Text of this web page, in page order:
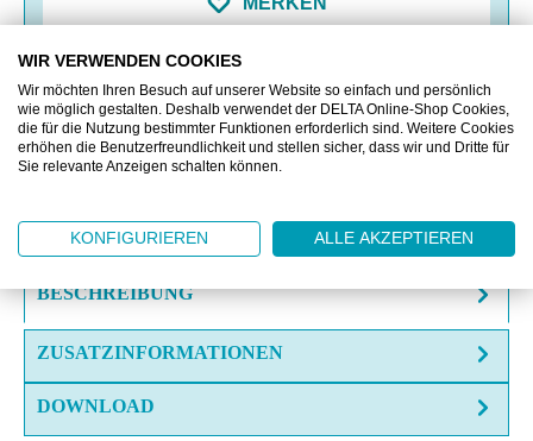
VERGLEICHEN
OFFERTE EINHOLEN
BESCHREIBUNG
ZUSATZINFORMATIONEN
DOWNLOAD
WIR VERWENDEN COOKIES
Wir möchten Ihren Besuch auf unserer Website so einfach und persönlich
wie möglich gestalten. Deshalb verwendet der DELTA Online-Shop Cookies,
die für die Nutzung bestimmter Funktionen erforderlich sind. Weitere Cookies
erhöhen die Benutzerfreundlichkeit und stellen sicher, dass wir und Dritte für
Sie relevante Anzeigen schalten können.
KONFIGURIEREN ALLE AKZEPTIEREN